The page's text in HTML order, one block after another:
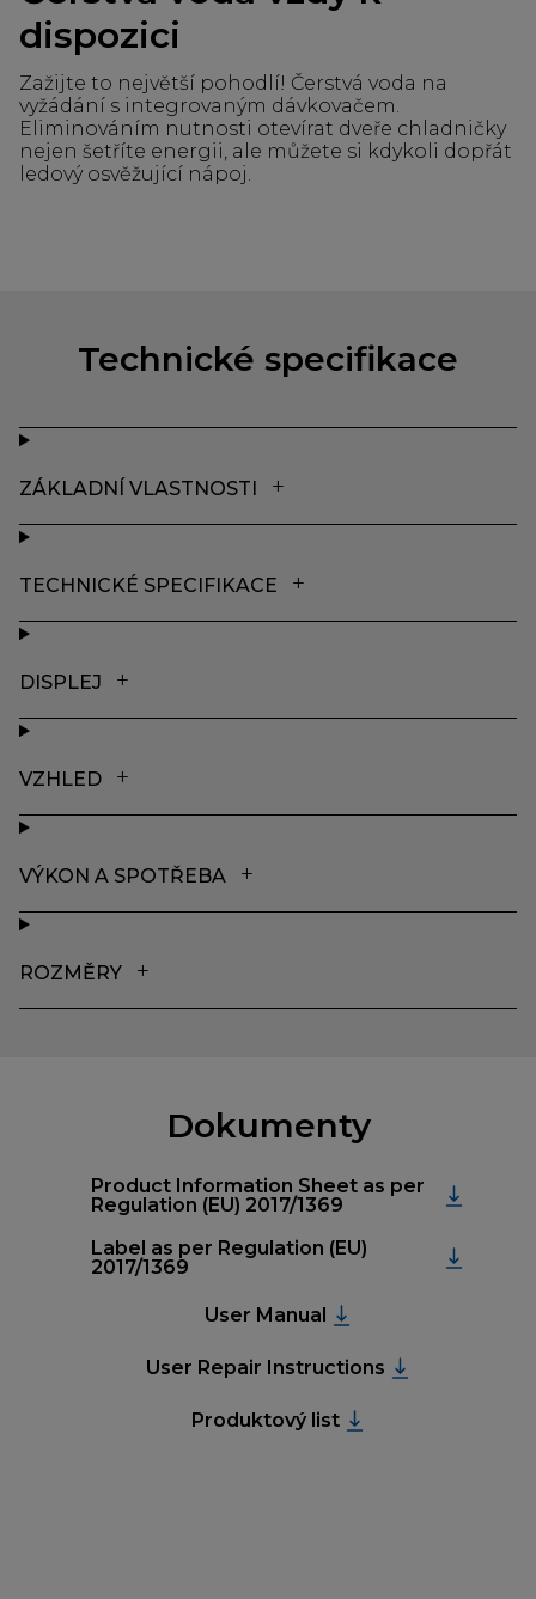
dispozici
Zažijte to největší pohodlí! Čerstvá voda na
vyžádání s integrovaným dávkovačem.
Eliminováním nutnosti otevírat dveře chladničky
nejen šetříte energii, ale můžete si kdykoli dopřát
ledový osvěžující nápoj.
Technické specifikace
ZÁKLADNÍ VLASTNOSTI
TECHNICKÉ SPECIFIKACE
DISPLEJ
VZHLED
VÝKON A SPOTŘEBA
ROZMĚRY
Dokumenty
Product Information Sheet as per
Regulation (EU) 2017/1369
Label as per Regulation (EU)
2017/1369
User Manual
User Repair Instructions
Produktový list